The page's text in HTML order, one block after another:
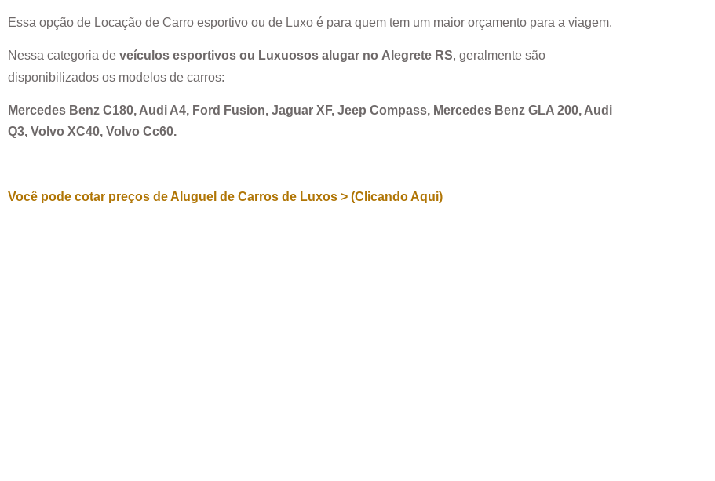
Essa opção de Locação de Carro esportivo ou de Luxo é para quem tem um maior orçamento para a viagem.
Nessa categoria de veículos esportivos ou Luxuosos alugar no Alegrete RS, geralmente são
disponibilizados os modelos de carros:
Mercedes Benz C180, Audi A4, Ford Fusion, Jaguar XF, Jeep Compass, Mercedes Benz GLA 200, Audi
Q3, Volvo XC40, Volvo Cc60.
Você pode cotar preços de Aluguel de Carros de Luxos > (Clicando Aqui)